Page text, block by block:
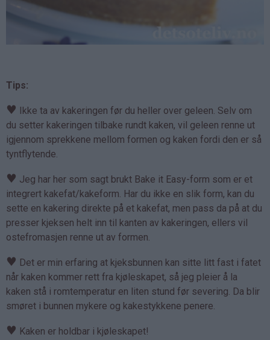
Tips:
♥ Ikke ta av kakeringen før du heller over geleen. Selv om
du setter kakeringen tilbake rundt kaken, vil geleen renne ut
igjennom sprekkene mellom formen og kaken fordi den er så
tyntflytende.
♥ Jeg har her som sagt brukt Bake it Easy-form som er et
integrert kakefat/kakeform. Har du ikke en slik form, kan du
sette en kakering direkte på et kakefat, men pass da på at du
presser kjeksen helt inn til kanten av kakeringen, ellers vil
ostefromasjen renne ut av formen.
♥ Det er min erfaring at kjeksbunnen kan sitte litt fast i fatet
når kaken kommer rett fra kjøleskapet, så jeg pleier å la
kaken stå i romtemperatur en liten stund før severing. Da blir
smøret i bunnen mykere og kakestykkene penere.
♥ Kaken er holdbar i kjøleskapet!